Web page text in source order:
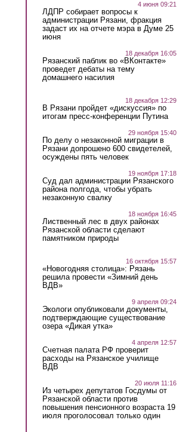
4 июня 09:21
ЛДПР собирает вопросы к
администрации Рязани, фракция
задаст их на отчете мэра в Думе 25
июня
18 декабря 16:05
Рязанский паблик во «ВКонтакте»
проведет дебаты на тему
домашнего насилия
18 декабря 12:29
В Рязани пройдет «дискуссия» по
итогам пресс-конференции Путина
29 ноября 15:40
По делу о незаконной миграции в
Рязани допрошено 600 свидетелей,
осуждены пять человек
19 ноября 17:18
Суд дал администрации Рязанского
района полгода, чтобы убрать
незаконную свалку
18 ноября 16:45
Лиственный лес в двух районах
Рязанской области сделают
памятником природы
16 октября 15:57
«Новогодняя столица»: Рязань
решила провести «Зимний день
ВДВ»
9 апреля 09:24
Экологи опубликовали документы,
подтверждающие существование
озера «Дикая утка»
4 апреля 12:57
Счетная палата РФ проверит
расходы на Рязанское училище
ВДВ
20 июля 11:16
Из четырех депутатов Госдумы от
Рязанской области против
повышения пенсионного возраста 19
июля проголосовал только один